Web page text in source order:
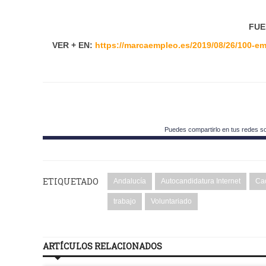
VER + EN: https://marcaempleo.es/2019/08/26/100-
Puedes compartirlo en tus redes
ETIQUETADO Andalucía Autocandidatura Internet
trabajo Voluntariado
ARTÍCULOS RELACIONADOS